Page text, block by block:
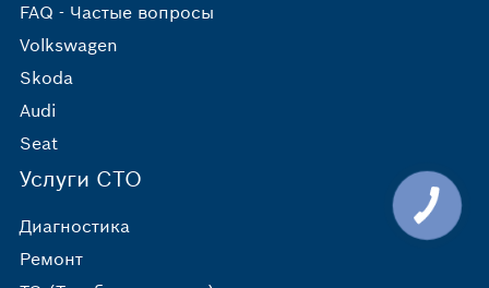
FAQ - Частые вопросы
Volkswagen
Skoda
Audi
Seat
Услуги СТО
Диагностика
Ремонт